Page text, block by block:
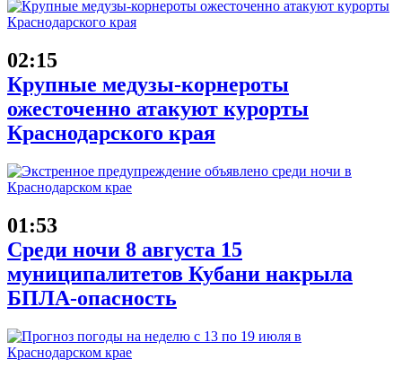
02:15
Крупные медузы-корнероты
ожесточенно атакуют курорты
Краснодарского края
01:53
Среди ночи 8 августа 15
муниципалитетов Кубани накрыла
БПЛА-опасность